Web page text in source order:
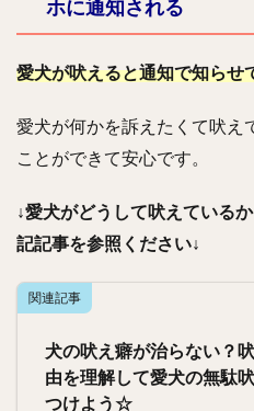
ホに通知される
愛犬が吠えると通知で知らせ
愛犬が何かを訴えたくて吠え
ことができて安心です。
↓愛犬がどうして吠えている
記記事を参照ください↓
関連記事
犬の吠え癖が治らない？
由を理解して愛犬の無駄
つけよう☆